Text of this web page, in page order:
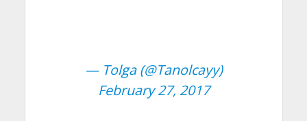
— Tolga (@Tanolcayy)
February 27, 2017